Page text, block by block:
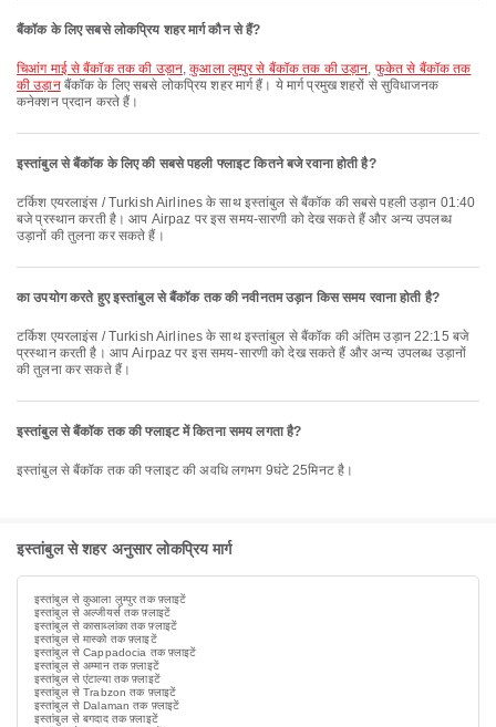
बैंकॉक के लिए सबसे लोकप्रिय शहर मार्ग कौन से हैं?
चिआंग माई से बैंकॉक तक की उड़ान,कुआला लुम्पुर से बैंकॉक तक की उड़ान, फुकेत से बैंकॉक तक
की उड़ानबैंकॉक के लिए सबसे लोकप्रिय शहर मार्ग हैं। ये मार्ग प्रमुख शहरों से सुविधाजनक
कनेक्शन प्रदान करते हैं।
इस्तांबुल से बैंकॉक के लिए की सबसे पहली फ्लाइट कितने बजे रवाना होती है?
टर्किश एयरलाइंस / Turkish Airlines के साथ इस्तांबुल से बैंकॉक की सबसे पहली उड़ान 01:40
बजे प्रस्थान करती है। आप Airpaz पर इस समय-सारणी को देख सकते हैं और अन्य उपलब्ध
उड़ानों की तुलना कर सकते हैं।
का उपयोग करते हुए इस्तांबुल से बैंकॉक तक की नवीनतम उड़ान किस समय रवाना होती है?
टर्किश एयरलाइंस / Turkish Airlines के साथ इस्तांबुल से बैंकॉक की अंतिम उड़ान 22:15 बजे
प्रस्थान करती है। आप Airpaz पर इस समय-सारणी को देख सकते हैं और अन्य उपलब्ध उड़ानों
की तुलना कर सकते हैं।
इस्तांबुल से बैंकॉक तक की फ्लाइट में कितना समय लगता है?
इस्तांबुल से बैंकॉक तक की फ्लाइट की अवधि लगभग 9घंटे 25मिनट है।
इस्तांबुल से शहर अनुसार लोकप्रिय मार्ग
इस्तांबुल से कुआला लुम्पुर तक फ़्लाइटें
इस्तांबुल से अल्जीयर्स तक फ़्लाइटें
इस्तांबुल से कासाब्लांका तक फ़्लाइटें
इस्तांबुल से मास्को तक फ़्लाइटें
इस्तांबुल से Cappadocia तक फ़्लाइटें
इस्तांबुल से अम्मान तक फ़्लाइटें
इस्तांबुल से एंटाल्या तक फ़्लाइटें
इस्तांबुल से Trabzon तक फ़्लाइटें
इस्तांबुल से Dalaman तक फ़्लाइटें
इस्तांबुल से बगदाद तक फ़्लाइटें